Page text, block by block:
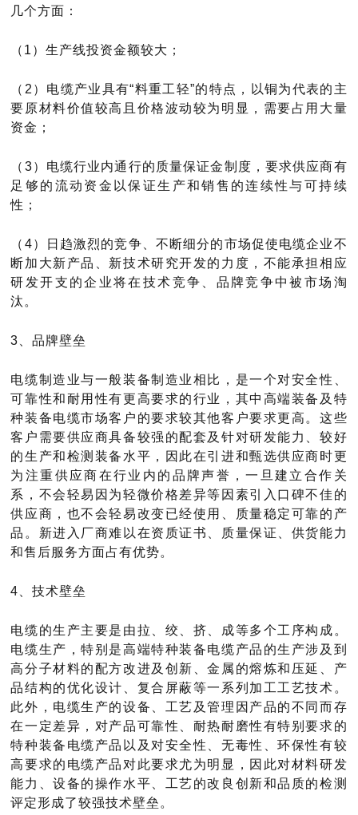
几个方面：
（ 1）生产线投资金额较大；
（ 2）电缆产业具有“料重工轻”的特点，以铜为代表的主
要原材料价值较高且价格波动较为明显，需要占用大量
资金；
（ 3）电缆行业内通行的质量保证金制度，要求供应商有
足够的流动资金以保证生产和销售的连续性与可持续
性；
（ 4）日趋激烈的竞争、不断细分的市场促使电缆企业不
断加大新产品、新技术研究开发的力度，不能承担相应
研发开支的企业将在技术竞争、品牌竞争中被市场淘
汰。
3、品牌壁垒
电缆制造业与一般装备制造业相比，是一个对安全性、
可靠性和耐用性有更高要求的行业，其中高端装备及特
种装备电缆市场客户的要求较其他客户要求更高。这些
客户需要供应商具备较强的配套及针对研发能力、较好
的生产和检测装备水平，因此在引进和甄选供应商时更
为注重供应商在行业内的品牌声誉，一旦建立合作关
系，不会轻易因为轻微价格差异等因素引入口碑不佳的
供应商，也不会轻易改变已经使用、质量稳定可靠的产
品。新进入厂商难以在资质证书、质量保证、供货能力
和售后服务方面占有优势。
4、技术壁垒
电缆的生产主要是由拉、绞、挤、成等多个工序构成。
电缆生产，特别是高端特种装备电缆产品的生产涉及到
高分子材料的配方改进及创新、金属的熔炼和压延、产
品结构的优化设计、复合屏蔽等一系列加工工艺技术。
此外，电缆生产的设备、工艺及管理因产品的不同而存
在一定差异，对产品可靠性、耐热耐磨性有特别要求的
特种装备电缆产品以及对安全性、无毒性、环保性有较
高要求的电缆产品对此要求尤为明显，因此对材料研发
能力、设备的操作水平、工艺的改良创新和品质的检测
评定形成了较强技术壁垒。